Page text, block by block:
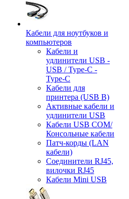
Кабели для ноутбуков и
компьютеров
Кабели и
удлинители USB -
USB / Type-C -
Type-C
Кабели для
принтера (USB B)
Активные кабели и
удлинители USB
Кабели USB COM/
Консольные кабели
Патч-корды (LAN
кабели)
Соединители RJ45,
вилочки RJ45
Кабели Mini USB